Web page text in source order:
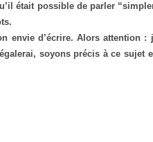
était possible de parler
envie d’écrire. Alors attention
soyons précis à ce sujet